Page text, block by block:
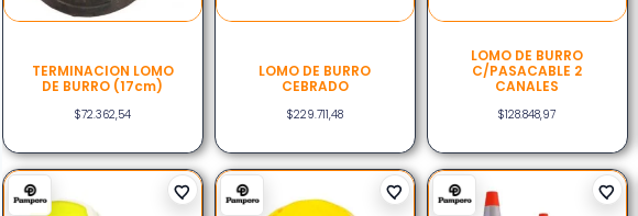
TERMINACION LOMO
DE BURRO (17cm)
$72.362,54
LOMO DE BURRO
CEBRADO
$229.711,48
LOMO DE BURRO
C/PASACABLE 2
CANALES
$128.848,97